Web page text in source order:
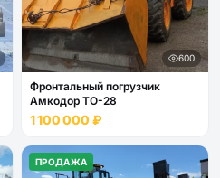
600
Фронтальный погрузчик
Амкодор ТО-28
1 100 000 ₽
ПРОДАЖА